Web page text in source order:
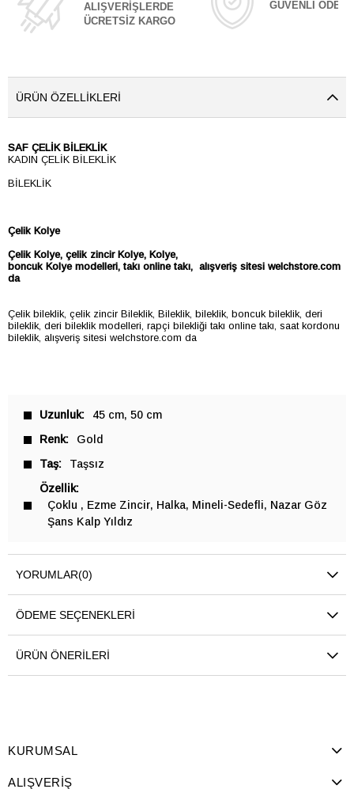
ALIŞVERİŞLERDE
ÜCRETSİZ KARGO
GÜVENLİ
ÜRÜN ÖZELLIKLERI
SAF ÇELİK BİLEKLİK
KADIN ÇELİK BİLEKLİK
BİLEKLİK
Çelik Kolye
Çelik Kolye, çelik zincir Kolye, Kolye,
boncuk Kolye modelleri, takı online takı, alışveriş sitesi welchstore.com
da
Çelik bileklik, çelik zincir Bileklik, Bileklik, bileklik, boncuk bileklik, deri
bileklik, deri bileklik modelleri, rapçi bilekliği takı online takı, saat kordonu
bileklik, alışveriş sitesi welchstore.com da
Uzunluk 45 cm 50 cm
Renk
Gold
Taş
Taşsız
Özellik
Çoklu
Ezme Zincir Halka Mineli-Sedefli
Nazar Göz
Şans Kalp Yıldız
YORUMLAR(0)
ÖDEME SEÇENEKLERI
ÜRÜN ÖNERILERI
KURUMSAL
ALIŞVERİŞ